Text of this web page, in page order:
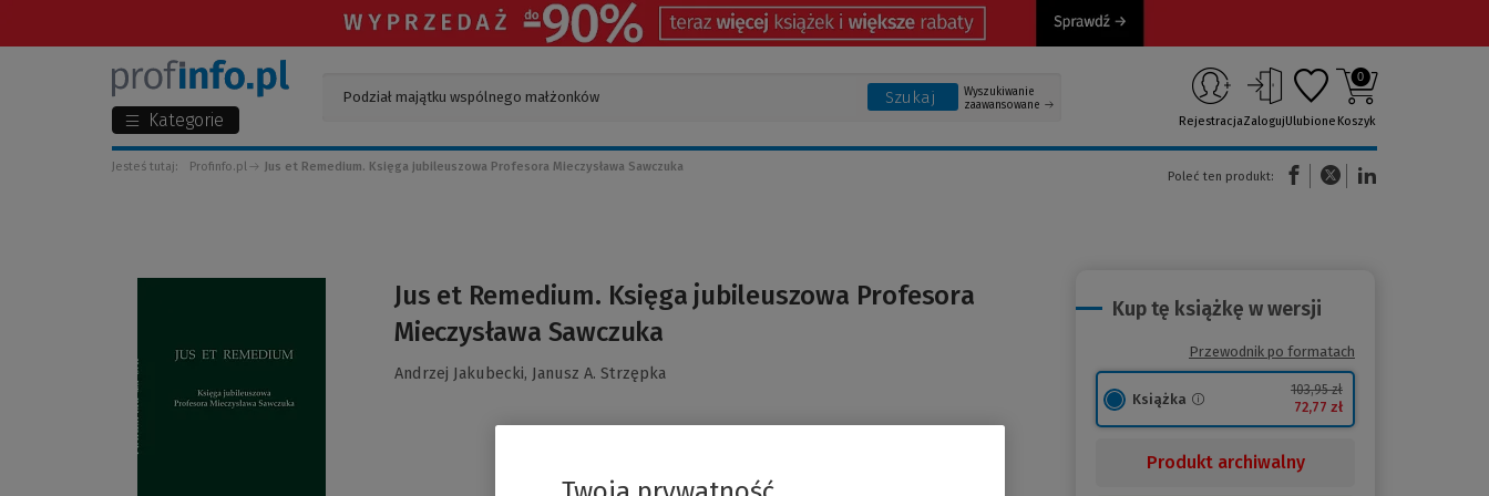
Kategorie
Szukaj
Wyszukiwanie
zaawansowane
RejestracjaZalogujUlubione
0
Koszyk
Jesteś tutaj: Profinfo.pl Jus et Remedium. Księga jubileuszowa Profesora Mieczysława Sawczuka
Poleć ten produkt:
(Nowe okno)(Link do innej strony)
Jus et Remedium. Księga jubileuszowa Profesora
Mieczysława Sawczuka
Andrzej Jakubecki, Janusz A. Strzępka
Kup tę książkę w wersji
Przewodnik po formatach
Książka
103,95 zł
72,77 zł
Produkt archiwalny